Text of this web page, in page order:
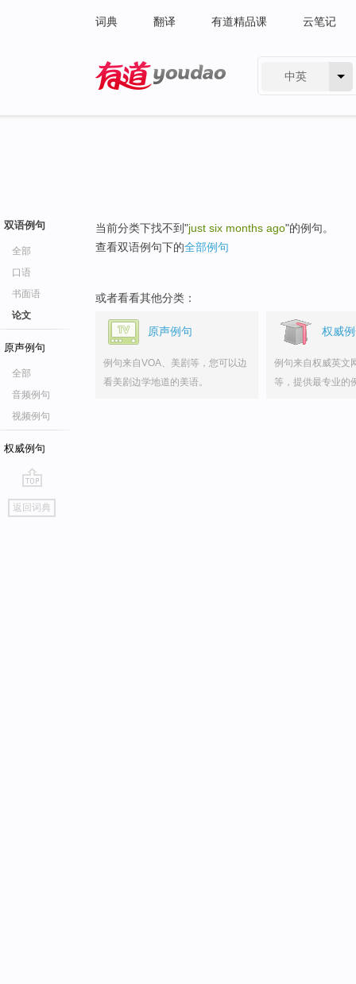
词典 翻译 有道精品课 云笔记
中英
双语例句
全部
口语
书面语
论文
原声例句
全部
音频例句
视频例句
权威例句
go
top
返回词典
当前分类下找不到"just six months ago"的例句。
查看双语例句下的全部例句
或者看看其他分类：
原声例句
例句来自VOA、美剧等，您可以边
看美剧边学地道的美语。
权威
例句来自权威英文
等，提供最专业的